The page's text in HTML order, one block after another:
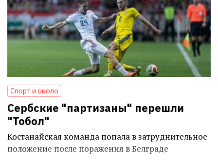
Спорт и около
Сербские "партизаны" перешли
"Тобол"
Костанайская команда попала в затруднительное
положение после поражения в Белграде